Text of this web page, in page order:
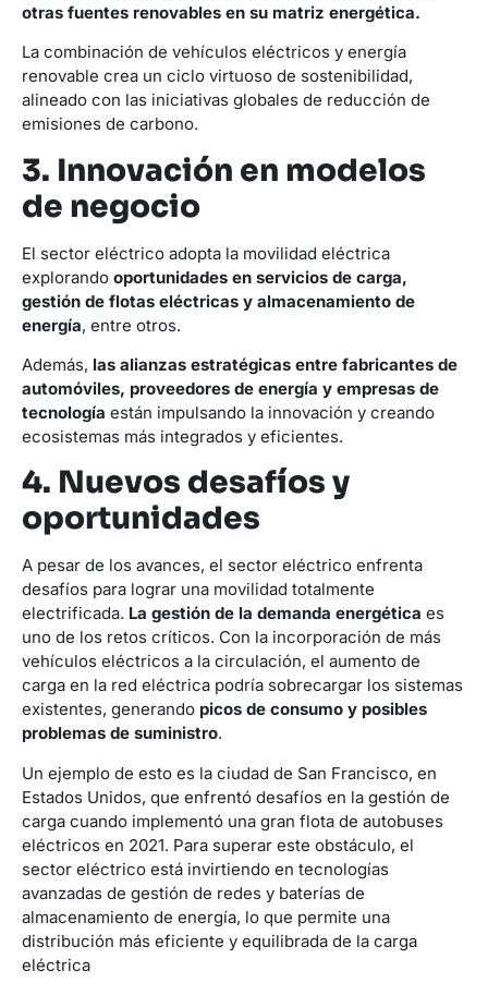
otras fuentes renovables en su matriz energética.
La combinación de vehículos eléctricos y energía
renovable crea un ciclo virtuoso de sostenibilidad,
alineado con las iniciativas globales de reducción de
emisiones de carbono.
3. Innovación en modelos
de negocio
El sector eléctrico adopta la movilidad eléctrica
explorando oportunidades en servicios de carga,
gestión de flotas eléctricas y almacenamiento de
energía, entre otros.
Además, las alianzas estratégicas entre fabricantes de
automóviles, proveedores de energía y empresas de
tecnología están impulsando la innovación y creando
ecosistemas más integrados y eficientes.
4. Nuevos desafíos y
oportunidades
A pesar de los avances, el sector eléctrico enfrenta
desafíos para lograr una movilidad totalmente
electrificada. La gestión de la demanda energética es
uno de los retos críticos. Con la incorporación de más
vehículos eléctricos a la circulación, el aumento de
carga en la red eléctrica podría sobrecargar los sistemas
existentes, generando picos de consumo y posibles
problemas de suministro.
Un ejemplo de esto es la ciudad de San Francisco, en
Estados Unidos, que enfrentó desafíos en la gestión de
carga cuando implementó una gran flota de autobuses
eléctricos en 2021. Para superar este obstáculo, el
sector eléctrico está invirtiendo en tecnologías
avanzadas de gestión de redes y baterías de
almacenamiento de energía, lo que permite una
distribución más eficiente y equilibrada de la carga
eléctrica